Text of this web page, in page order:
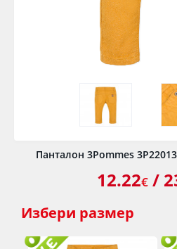
Панталон 3Pommes
12.22€/
Избери размер